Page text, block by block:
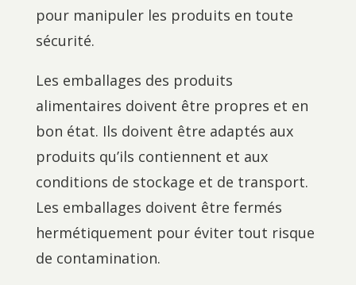
pour manipuler les produits en toute
sécurité.
Les emballages des produits
alimentaires doivent être propres et en
bon état. Ils doivent être adaptés aux
produits qu’ils contiennent et aux
conditions de stockage et de transport.
Les emballages doivent être fermés
hermétiquement pour éviter tout risque
de contamination.